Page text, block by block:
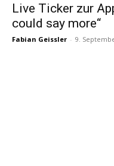
Live Ticker zur
could say more“
Fabian Geissler - 9.